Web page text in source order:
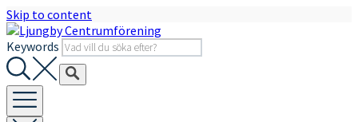
Skip to content
Keywords